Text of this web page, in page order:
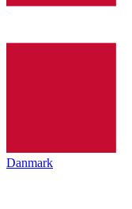
Danmark